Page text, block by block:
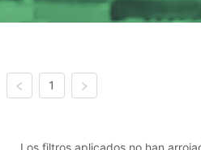
1
Los filtros aplicados no han